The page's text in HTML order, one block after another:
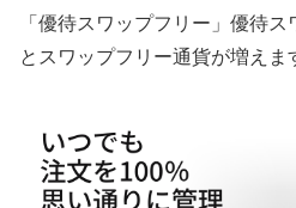
「優待スワップフリー」優待
とスワップフリー通貨が増えま